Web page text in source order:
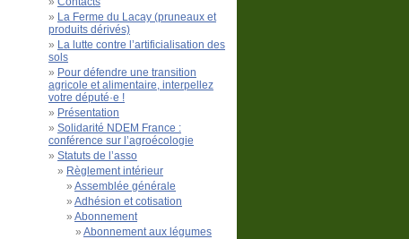
La Ferme du Lacay (pruneaux et
produits dérivés)
La lutte contre l’artificialisation des
sols
Pour défendre une transition
agricole et alimentaire, interpellez
votre député·e !
Présentation
Solidarité NDEM France :
conférence sur l’agroécologie
Statuts de l’asso
Règlement intérieur
Assemblée générale
Adhésion et cotisation
Abonnement
Abonnement aux légumes